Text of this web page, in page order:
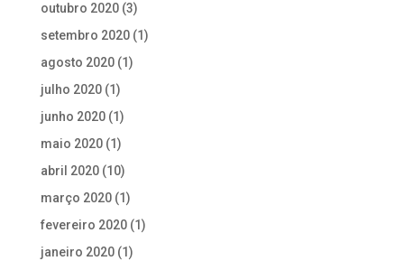
outubro 2020(3)
setembro 2020(1)
agosto 2020(1)
julho 2020(1)
junho 2020(1)
maio 2020(1)
abril 2020(10)
março 2020(1)
fevereiro 2020(1)
janeiro 2020(1)